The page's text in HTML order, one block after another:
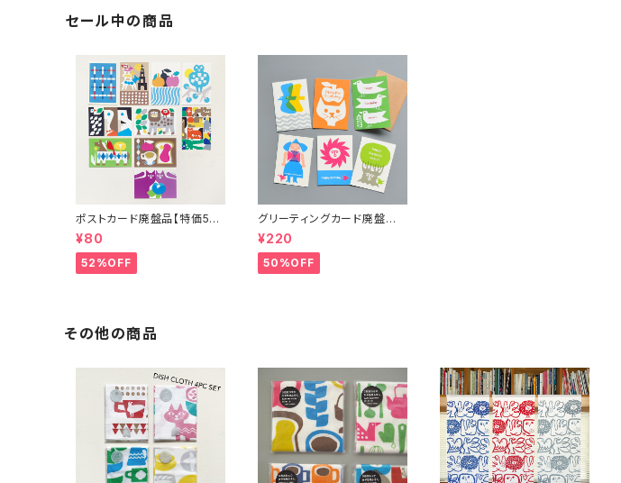
セール中の商品
ポストカード廃盤品【特価5
0%OFF】
¥80
52%OFF
グリーティングカード廃盤品
【特価50％OFF】
¥220
50%OFF
その他の商品